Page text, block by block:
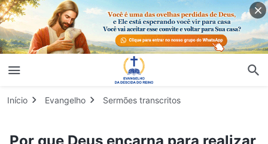
Início Evangelho Sermões transcritos
Por que Deus encarna para realizar